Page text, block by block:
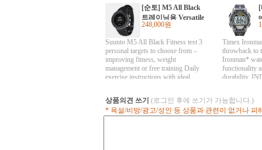
comfortable
with most
Suunto
languages:
Italian,
Swedish and
comfortable
heart rate
[순토] M5 All Black
트레이닝용 Versatile
guidance for multi-sp
248,000원
Suunto M5 All Black Fitness test 3
personal targets to choose from –
improving fitness, weight
management or free training Daily
exercise instructions with ideal
next 7 days Real-time intensity
guidance during workout Recovery
Timex
throwback to
Ironman*
functionality
durability.
Times 30-
Counter 24-
상품의견 쓰기 (로그인 후에 쓰기가 가능합니다.)
* 욕설/비방/광고/성인 등 상품과 관련이 없거나